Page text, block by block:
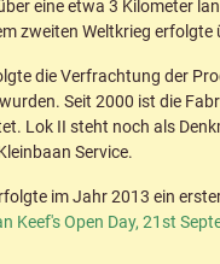
eine etwa 3 Kilometer
zweiten Weltkrieg
die Verfrachtung der
Seit 2000 ist die
Lok II steht noch als
Service.
im Jahr 2013 ein
Keef's Open Day, 21st